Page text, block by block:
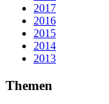
2017
2016
2015
2014
2013
Themen